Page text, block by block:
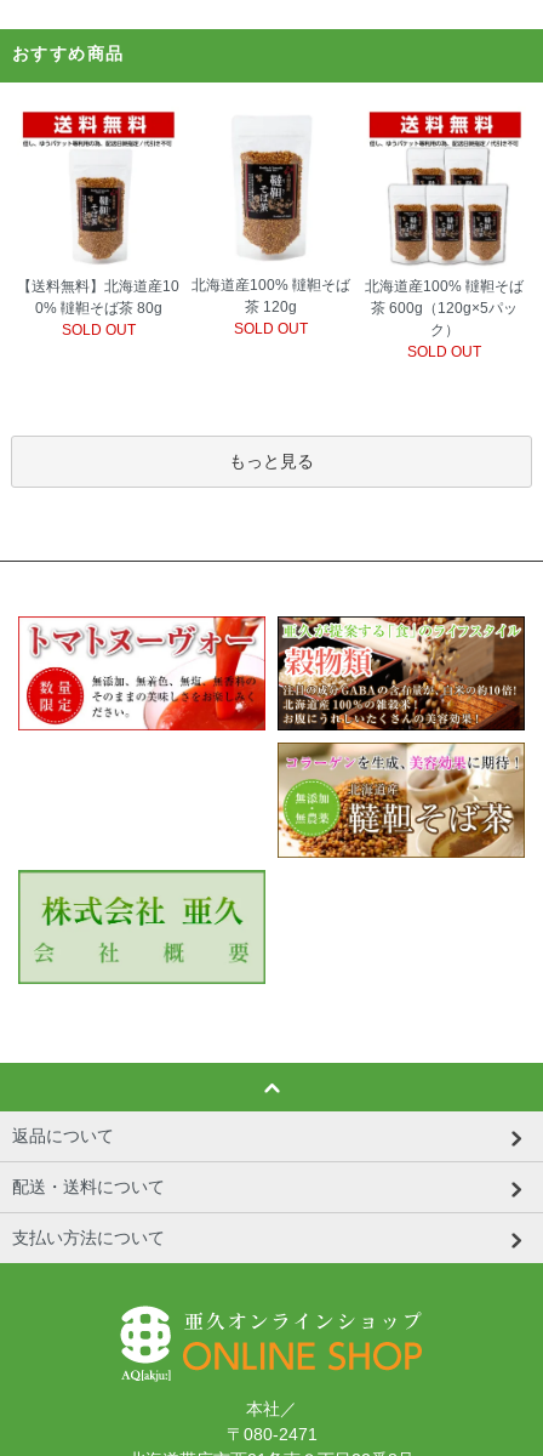
おすすめ商品
【送料無料】北海道産10
0% 韃靼そば茶 80g
SOLD OUT
北海道産100% 韃靼そば
茶 120g
SOLD OUT
北海道産100% 韃靼そば
茶 600g（120g×5パッ
ク）
SOLD OUT
もっと見る
返品について
配送・送料について
支払い方法について
本社／
〒080-2471